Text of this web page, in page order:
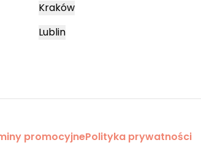
Kraków
Lublin
promocyjnePolityka prywatności